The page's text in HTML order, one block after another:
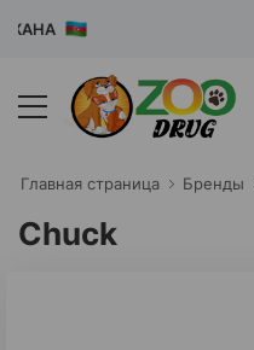
Главная cтраница Бренды
Chuck